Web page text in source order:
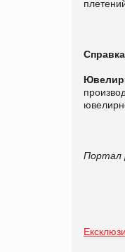
Портал